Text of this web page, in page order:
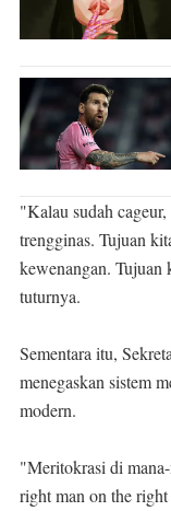
"Kalau sudah
trengginas. Tujuan
kewenangan. Tujuan
tuturnya.
Sementara itu,
menegaskan sistem
modern.
"Meritokrasi di
right man on the